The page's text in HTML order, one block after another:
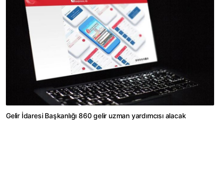
Gelir İdaresi Başkanlığı 860 gelir uzman yardımcısı alacak